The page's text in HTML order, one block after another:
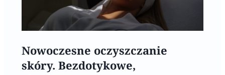
Nowoczesne oczyszczanie
skóry. Bezdotykowe,